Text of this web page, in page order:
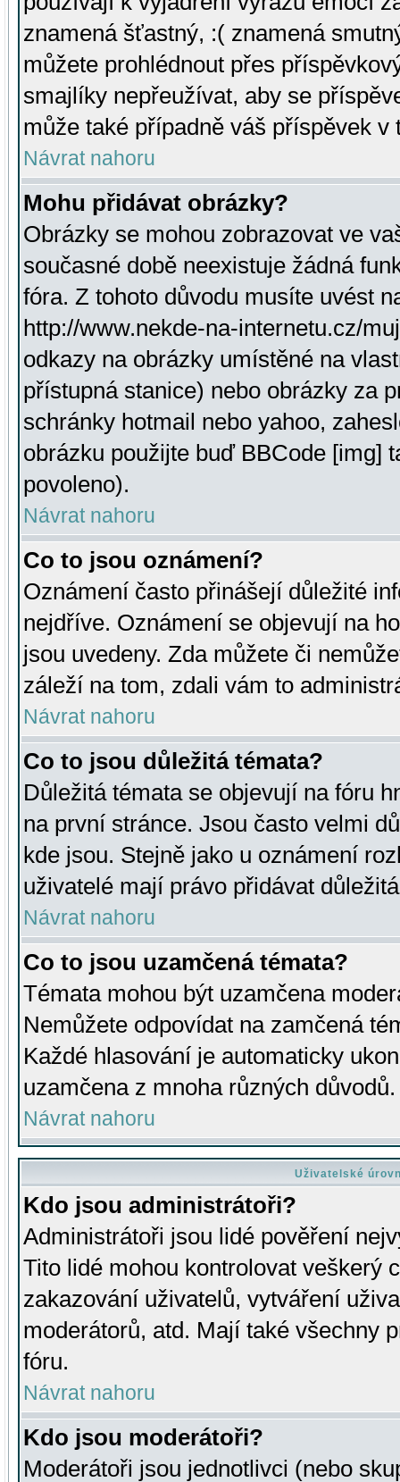
znamená šťastný, :( znamená
můžete prohlédnout přes
smajlíky nepřeužívat, aby se
může také případně váš příspěvek v
Návrat nahoru
Mohu přidávat obrázky?
Obrázky se mohou zobrazovat ve
současné době neexistuje žádná
fóra. Z tohoto důvodu musíte uvést
http://www.nekde-na-internetu.cz/
odkazy na obrázky umístěné na
přístupná stanice) nebo obrázky za
schránky hotmail nebo yahoo,
obrázku použijte buď BBCode [img]
povoleno).
Návrat nahoru
Co to jsou oznámení?
Oznámení často přinášejí důležité
nejdříve. Oznámení se objevují na
jsou uvedeny. Zda můžete či
záleží na tom, zdali vám to
Návrat nahoru
Co to jsou důležitá témata?
Důležitá témata se objevují na fóru
na první stránce. Jsou často velmi
kde jsou. Stejně jako u oznámení
uživatelé mají právo přidávat
Návrat nahoru
Co to jsou uzamčená témata?
Témata mohou být uzamčena
Nemůžete odpovídat na zamčená
Každé hlasování je automaticky
uzamčena z mnoha různých důvodů.
Návrat nahoru
Uživatelské
Kdo jsou administrátoři?
Administrátoři jsou lidé pověření
Tito lidé mohou kontrolovat veškerý
zakazování uživatelů, vytváření
moderátorů, atd. Mají také všechny
fóru.
Návrat nahoru
Kdo jsou moderátoři?
Moderátoři jsou jednotlivci (nebo